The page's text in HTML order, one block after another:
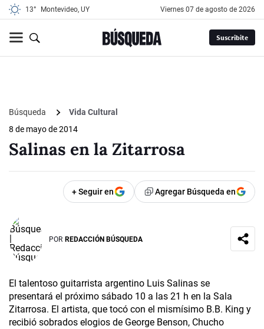
13° Montevideo, UY viernes 07 de agosto de 2026
Suscribite
Búsqueda
Vida Cultural
8 de mayo de 2014
Salinas en la Zitarrosa
+ Seguir en Agregar Búsqueda en
POR REDACCIÓN BÚSQUEDA
El talentoso guitarrista argentino Luis Salinas se
presentará el próximo sábado 10 a las 21 h en la Sala
Zitarrosa. El artista, que tocó con el mismísimo B.B. King y
recibió sobrados elogios de George Benson, Chucho